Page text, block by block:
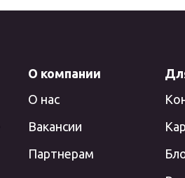
О компании
О нас
Вакансии
Партнерам